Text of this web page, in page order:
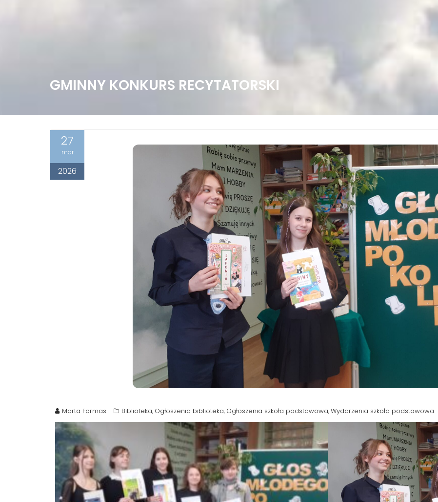
GMINNY KONKURS RECYTATORSKI
27
mar
2026
Marta Formas Biblioteka, Ogłoszenia biblioteka, Ogłoszenia szkoła podstawowa,Wydarzenia szkoła podstawowa